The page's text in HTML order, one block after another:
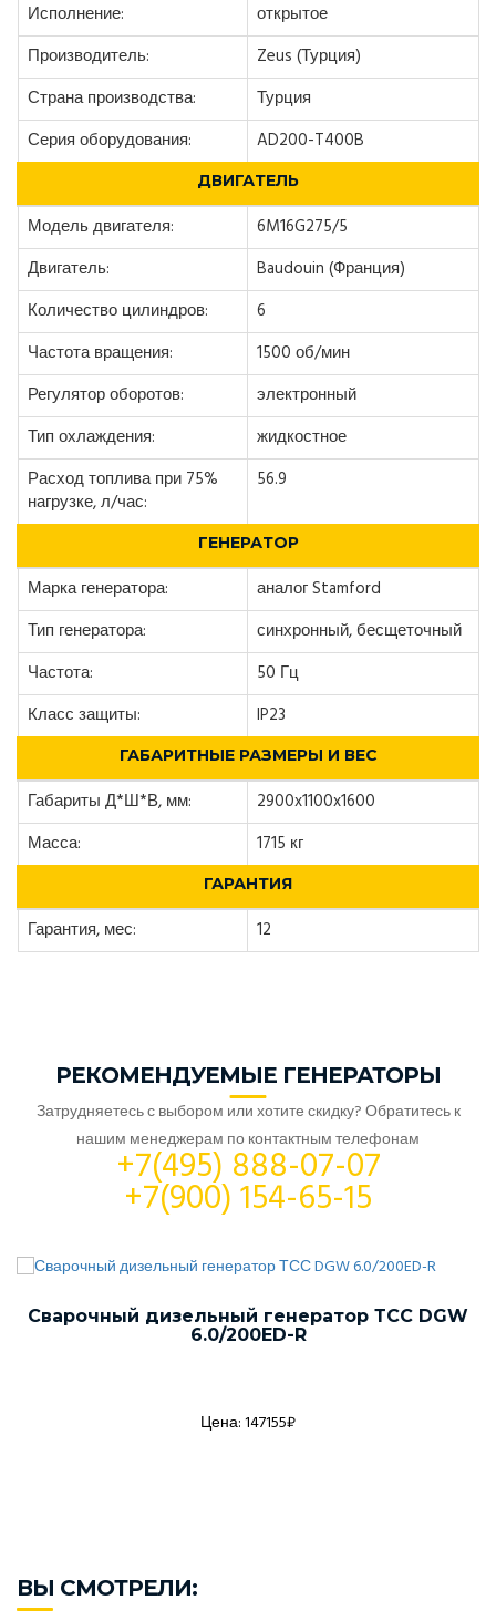
Исполнение:
открытое
Производитель:
Zeus (Турция)
Страна производства:
Турция
Серия оборудования:
AD200-T400B
ДВИГАТЕЛЬ
Модель двигателя:
6M16G275/5
Двигатель:
Baudouin (Франция)
Количество цилиндров:
6
Частота вращения:
1500 об/мин
Регулятор оборотов:
электронный
Тип охлаждения:
жидкостное
Расход топлива при 75%
нагрузке, л/час:
56.9
ГЕНЕРАТОР
Марка генератора:
аналог Stamford
Тип генератора:
синхронный, бесщеточный
Частота:
50 Гц
Класс защиты:
IP23
ГАБАРИТНЫЕ РАЗМЕРЫ И ВЕС
Габариты Д*Ш*В, мм:
2900x1100x1600
Масса:
1715 кг
ГАРАНТИЯ
Гарантия, мес: 12
РЕКОМЕНДУЕМЫЕ ГЕНЕРАТОРЫ
Затрудняетесь с выбором или хотите скидку? Обратитесь к
нашим менеджерам по контактным телефонам
+7(495) 888-07-07
+7(900) 154-65-15
Сварочный дизельный генератор ТСС DGW
6.0/200ED-R
Цена: 147155₽
ВЫ СМОТРЕЛИ: